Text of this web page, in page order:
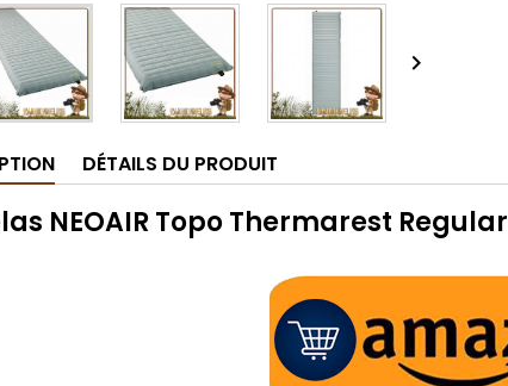

DÉTAILS DU PRODUIT
NEOAIR Topo Thermarest Regular